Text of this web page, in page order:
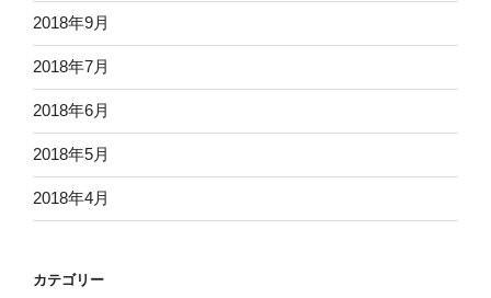
2018年9月
2018年7月
2018年6月
2018年5月
2018年4月
カテゴリー